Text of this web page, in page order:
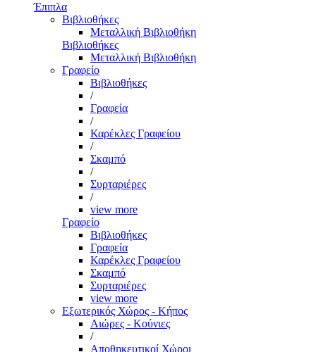
Έπιπλα
Βιβλιοθήκες
Μεταλλική Βιβλιοθήκη
Βιβλιοθήκες
Μεταλλική Βιβλιοθήκη
Γραφείο
Βιβλιοθήκες
/
Γραφεία
/
Καρέκλες Γραφείου
/
Σκαμπό
/
Συρταριέρες
/
view more
Γραφείο
Βιβλιοθήκες
Γραφεία
Καρέκλες Γραφείου
Σκαμπό
Συρταριέρες
view more
Εξωτερικός Χώρος - Κήπος
Αιώρες - Κούνιες
/
Αποθηκευτικοί Χώροι